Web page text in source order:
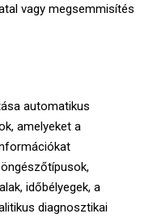
vagy megsemmisítés
automatikus
amelyeket a
időbélyegek, a
diagnosztikai